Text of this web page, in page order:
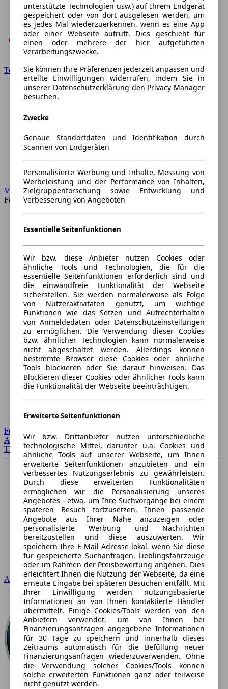
Toyota
VW
Forum
Forum Startseite
Alle Auto-Foren
Themen-Forum
Audi
unterstützte Technologien usw.) auf Ihrem Endgerät
gespeichert oder von dort ausgelesen werden, um
es jedes Mal wiederzuerkennen, wenn es eine App
oder einer Webseite aufruft. Dies geschieht für
einen oder mehrere der hier aufgeführten
Verarbeitungszwecke.
Sie können Ihre Präferenzen jederzeit anpassen und
erteilte Einwilligungen widerrufen, indem Sie in
unserer Datenschutzerklärung den Privacy Manager
besuchen.
Zwecke
Genaue Standortdaten und Identifikation durch
Scannen von Endgeräten
Personalisierte Werbung und Inhalte, Messung von
Werbeleistung und der Performance von Inhalten,
Zielgruppenforschung sowie Entwicklung und
Verbesserung von Angeboten
Essentielle Seitenfunktionen
Wir bzw. diese Anbieter nutzen Cookies oder
ähnliche Tools und Technologien, die für die
essentielle Seitenfunktionen erforderlich sind und
die einwandfreie Funktionalität der Webseite
sicherstellen. Sie werden normalerweise als Folge
von Nutzeraktivitäten genutzt, um wichtige
Funktionen wie das Setzen und Aufrechterhalten
von Anmeldedaten oder Datenschutzeinstellungen
zu ermöglichen. Die Verwendung dieser Cookies
bzw. ähnlicher Technologien kann normalerweise
nicht abgeschaltet werden. Allerdings können
bestimmte Browser diese Cookies oder ähnliche
Tools blockieren oder Sie darauf hinweisen. Das
Blockieren dieser Cookies oder ähnlicher Tools kann
die Funktionalität der Webseite beeinträchtigen.
Erweiterte Seitenfunktionen
Wir bzw. Drittanbieter nutzen unterschiedliche
technologische Mittel, darunter u.a. Cookies und
ähnliche Tools auf unserer Webseite, um Ihnen
erweiterte Seitenfunktionen anzubieten und ein
verbessertes Nutzungserlebnis zu gewährleisten.
Durch diese erweiterten Funktionalitäten
ermöglichen wir die Personalisierung unseres
Angebotes - etwa, um Ihre Suchvorgänge bei einem
späteren Besuch fortzusetzen, Ihnen passende
Angebote aus Ihrer Nähe anzuzeigen oder
personalisierte Werbung und Nachrichten
bereitzustellen und diese auszuwerten. Wir
speichern Ihre E-Mail-Adresse lokal, wenn Sie diese
für gespeicherte Suchanfragen, Lieblingsfahrzeuge
oder im Rahmen der Preisbewertung angeben. Dies
erleichtert Ihnen die Nutzung der Webseite, da eine
erneute Eingabe bei späteren Besuchen entfällt. Mit
Ihrer Einwilligung werden nutzungsbasierte
Informationen an von Ihnen kontaktierte Händler
übermittelt. Einige Cookies/Tools werden von den
Anbietern verwendet, um von Ihnen bei
Finanzierungsanfragen angegebene Informationen
für 30 Tage zu speichern und innerhalb dieses
Zeitraums automatisch für die Befüllung neuer
Finanzierungsanfragen wiederzuverwenden. Ohne
die Verwendung solcher Cookies/Tools können
solche erweiterten Funktionen ganz oder teilweise
nicht genutzt werden.